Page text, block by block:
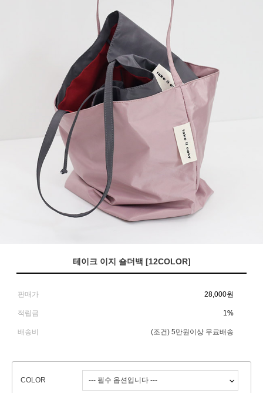
테이크 이지 숄더백 [12COLOR]
판매가 28,000원
적립금 1%
배송비 (조건) 5만원이상 무료배송
COLOR